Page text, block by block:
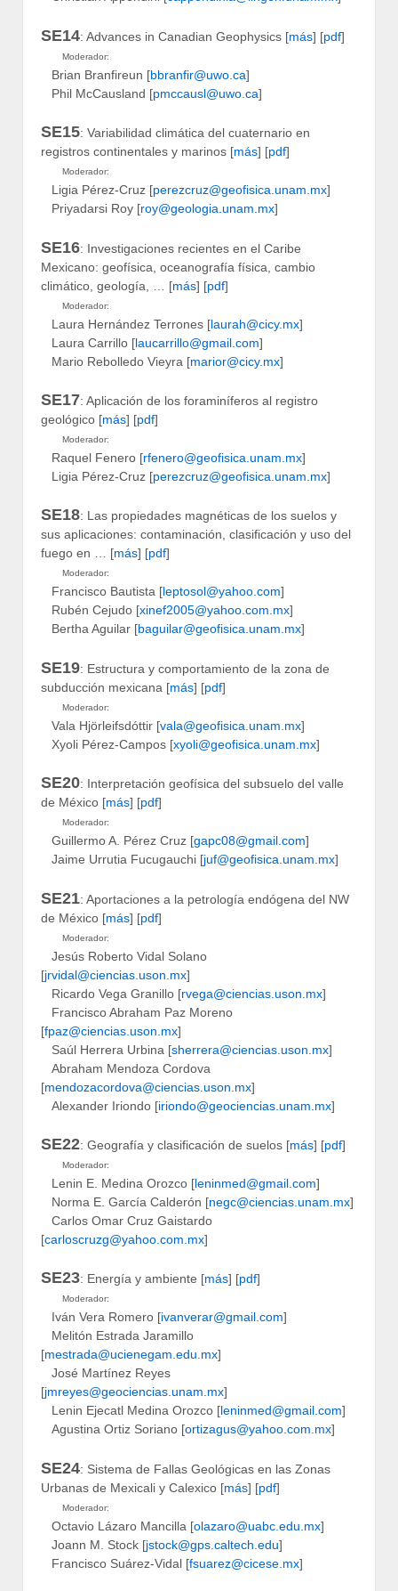
SE14: Advances in Canadian Geophysics [más] [pdf]
Moderador:
Brian Branfireun [bbranfir@uwo.ca]
Phil McCausland [pmccausl@uwo.ca]
SE15: Variabilidad climática del cuaternario en
registros continentales y marinos [más] [pdf]
Moderador:
Ligia Pérez-Cruz [perezcruz@geofisica.unam.mx]
Priyadarsi Roy [roy@geologia.unam.mx]
SE16: Investigaciones recientes en el Caribe
Mexicano: geofísica, oceanografía física, cambio
climático, geología, … [más] [pdf]
Moderador:
Laura Hernández Terrones [laurah@cicy.mx]
Laura Carrillo [laucarrillo@gmail.com]
Mario Rebolledo Vieyra [marior@cicy.mx]
SE17: Aplicación de los foraminíferos al registro
geológico [más] [pdf]
Moderador:
Raquel Fenero [rfenero@geofisica.unam.mx]
Ligia Pérez-Cruz [perezcruz@geofisica.unam.mx]
SE18: Las propiedades magnéticas de los suelos y
sus aplicaciones: contaminación, clasificación y uso del
fuego en … [más] [pdf]
Moderador:
Francisco Bautista [leptosol@yahoo.com]
Rubén Cejudo [xinef2005@yahoo.com.mx]
Bertha Aguilar [baguilar@geofisica.unam.mx]
SE19: Estructura y comportamiento de la zona de
subducción mexicana [más] [pdf]
Moderador:
Vala Hjörleifsdóttir [vala@geofisica.unam.mx]
Xyoli Pérez-Campos [xyoli@geofisica.unam.mx]
SE20: Interpretación geofísica del subsuelo del valle
de México [más] [pdf]
Moderador:
Guillermo A. Pérez Cruz [gapc08@gmail.com]
Jaime Urrutia Fucugauchi [juf@geofisica.unam.mx]
SE21: Aportaciones a la petrología endógena del NW
de México [más] [pdf]
Moderador:
Jesús Roberto Vidal Solano
[jrvidal@ciencias.uson.mx]
Ricardo Vega Granillo [rvega@ciencias.uson.mx]
Francisco Abraham Paz Moreno
[fpaz@ciencias.uson.mx]
Saúl Herrera Urbina [sherrera@ciencias.uson.mx]
Abraham Mendoza Cordova
[mendozacordova@ciencias.uson.mx]
Alexander Iriondo [iriondo@geociencias.unam.mx]
SE22: Geografía y clasificación de suelos [más] [pdf]
Moderador:
Lenin E. Medina Orozco [leninmed@gmail.com]
Norma E. García Calderón [negc@ciencias.unam.mx]
Carlos Omar Cruz Gaistardo
[carloscruzg@yahoo.com.mx]
SE23: Energía y ambiente [más] [pdf]
Moderador:
Iván Vera Romero [ivanverar@gmail.com]
Melitón Estrada Jaramillo
[mestrada@ucienegam.edu.mx]
José Martínez Reyes
[jmreyes@geociencias.unam.mx]
Lenin Ejecatl Medina Orozco [leninmed@gmail.com]
Agustina Ortiz Soriano [ortizagus@yahoo.com.mx]
SE24: Sistema de Fallas Geológicas en las Zonas
Urbanas de Mexicali y Calexico [más] [pdf]
Moderador:
Octavio Lázaro Mancilla [olazaro@uabc.edu.mx]
Joann M. Stock [jstock@gps.caltech.edu]
Francisco Suárez-Vidal [fsuarez@cicese.mx]